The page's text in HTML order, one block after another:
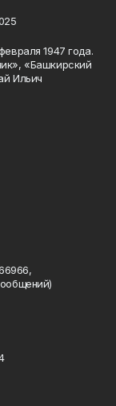
1947 года.
«Башкирский
Ильич